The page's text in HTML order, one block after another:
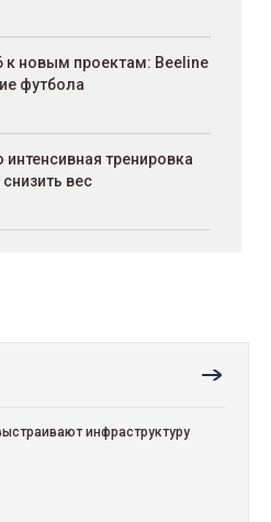
к новым проектам: Beeline
футбола
тренировка
вес
инфраструктуру